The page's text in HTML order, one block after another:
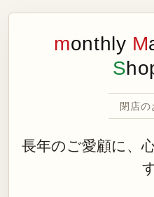
monthly M
S
閉店
長年のご愛顧に、